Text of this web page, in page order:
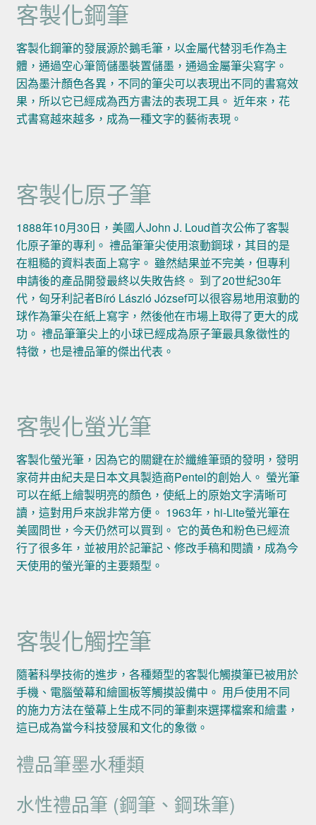
客製化鋼筆
客製化鋼筆的發展源於鵝毛筆，以金屬代替羽毛作為主
體，通過空心筆筒儲墨裝置儲墨，通過金屬筆尖寫字。
因為墨汁顏色各異，不同的筆尖可以表現出不同的書寫效
果，所以它已經成為西方書法的表現工具。 近年來，花
式書寫越來越多，成為一種文字的藝術表現。
客製化原子筆
1888年10月30日，美國人John J. Loud首次公佈了客製
化原子筆的專利。 禮品筆筆尖使用滾動鋼球，其目的是
在粗糙的資料表面上寫字。 雖然結果並不完美，但專利
申請後的產品開發最終以失敗告終。 到了20世紀30年
代，匈牙利記者Bíró László József可以很容易地用滾動的
球作為筆尖在紙上寫字，然後他在市場上取得了更大的成
功。 禮品筆筆尖上的小球已經成為原子筆最具象徵性的
特徵，也是禮品筆的傑出代表。
客製化螢光筆
客製化螢光筆，因為它的關鍵在於纖維筆頭的發明，發明
家荷井由紀夫是日本文具製造商Pentel的創始人。 螢光筆
可以在紙上繪製明亮的顏色，使紙上的原始文字清晰可
讀，這對用戶來說非常方便。 1963年，hi-Lite螢光筆在
美國問世，今天仍然可以買到。 它的黃色和粉色已經流
行了很多年，並被用於記筆記、修改手稿和閱讀，成為今
天使用的螢光筆的主要類型。
客製化觸控筆
隨著科學技術的進步，各種類型的客製化觸摸筆已被用於
手機、電腦螢幕和繪圖板等觸摸設備中。 用戶使用不同
的施力方法在螢幕上生成不同的筆劃來選擇檔案和繪畫，
這已成為當今科技發展和文化的象徵。
禮品筆墨水種類
水性禮品筆 (鋼筆、鋼珠筆)